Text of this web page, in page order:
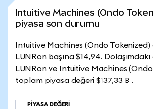
Intuitive Machines (Ondo
piyasa son durumu
Intuitive Machines (Ondo Tokenized)
LUNRon başına $14,94. Dolaşımdaki
LUNRon ve Intuitive Machines
toplam piyasa değeri $137,33 B .
PIYASA DEĞERI